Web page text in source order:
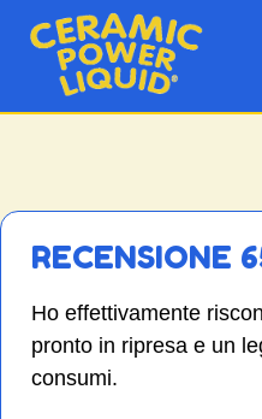
RECENSIONE
Ho effettivamente
pronto in ripresa e un
consumi.